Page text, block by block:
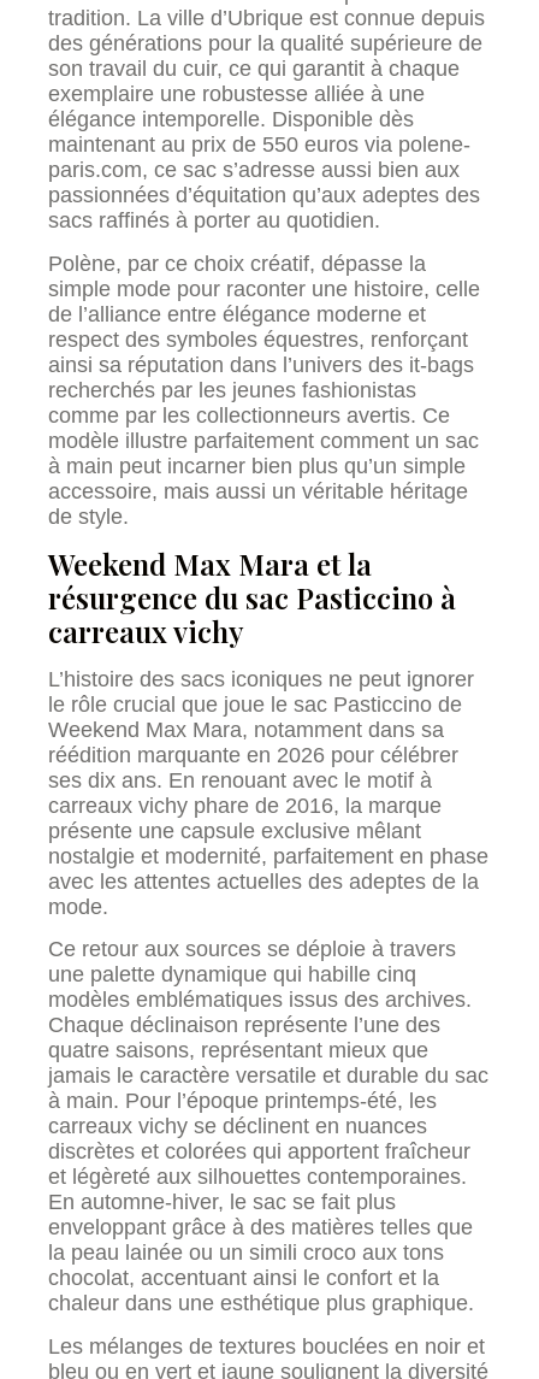
tradition. La ville d’Ubrique est connue depuis
des générations pour la qualité supérieure de
son travail du cuir, ce qui garantit à chaque
exemplaire une robustesse alliée à une
élégance intemporelle. Disponible dès
maintenant au prix de 550 euros via polene-
paris.com, ce sac s’adresse aussi bien aux
passionnées d’équitation qu’aux adeptes des
sacs raffinés à porter au quotidien.
Polène, par ce choix créatif, dépasse la
simple mode pour raconter une histoire, celle
de l’alliance entre élégance moderne et
respect des symboles équestres, renforçant
ainsi sa réputation dans l’univers des it-bags
recherchés par les jeunes fashionistas
comme par les collectionneurs avertis. Ce
modèle illustre parfaitement comment un sac
à main peut incarner bien plus qu’un simple
accessoire, mais aussi un véritable héritage
de style.
Weekend Max Mara et la
résurgence du sac Pasticcino à
carreaux vichy
L’histoire des sacs iconiques ne peut ignorer
le rôle crucial que joue le sac Pasticcino de
Weekend Max Mara, notamment dans sa
réédition marquante en 2026 pour célébrer
ses dix ans. En renouant avec le motif à
carreaux vichy phare de 2016, la marque
présente une capsule exclusive mêlant
nostalgie et modernité, parfaitement en phase
avec les attentes actuelles des adeptes de la
mode.
Ce retour aux sources se déploie à travers
une palette dynamique qui habille cinq
modèles emblématiques issus des archives.
Chaque déclinaison représente l’une des
quatre saisons, représentant mieux que
jamais le caractère versatile et durable du sac
à main. Pour l’époque printemps-été, les
carreaux vichy se déclinent en nuances
discrètes et colorées qui apportent fraîcheur
et légèreté aux silhouettes contemporaines.
En automne-hiver, le sac se fait plus
enveloppant grâce à des matières telles que
la peau lainée ou un simili croco aux tons
chocolat, accentuant ainsi le confort et la
chaleur dans une esthétique plus graphique.
Les mélanges de textures bouclées en noir et
bleu ou en vert et jaune soulignent la diversité